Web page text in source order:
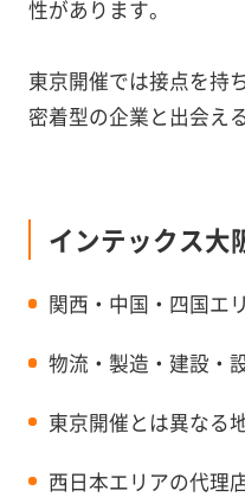
性があります。
東京開催では接点を持
密着型の企業と出会え
インテックス大
関西・中国・四国エ
物流・製造・建設・
東京開催とは異なる
西日本エリアの代理